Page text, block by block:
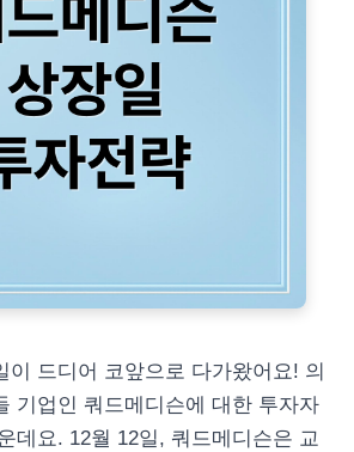
이 드디어 코앞으로 다가왔어요! 의
기업인 쿼드메디슨에 대한 투자자
데요. 12월 12일, 쿼드메디슨은 교